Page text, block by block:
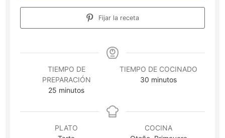
Fijar la receta
TIEMPO DE
PREPARACIÓN
25 minutos
minutos
TIEMPO DE COCINADO
30 minutos
minutos
PLATO
COCINA